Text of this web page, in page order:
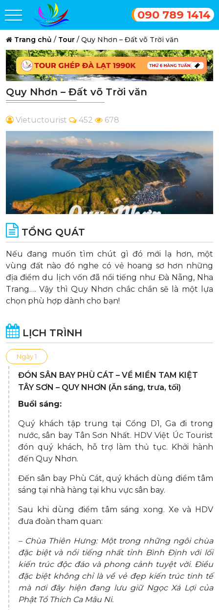
090 789 1414
Trang chủ / Tour / Quy Nhơn – Đất võ Trời văn
Quy Nhơn – Đất võ Trời văn
Vietuctourist 452 678
TỔNG QUÁT
Nếu đang muốn tìm chút gì đó mới lạ hơn, một
vùng đất nào đó nghe có vẻ hoang sơ hơn những
địa điểm du lịch vốn đã nổi tiếng như Đà Nẵng, Nha
Trang…. Vậy thì Quy Nhơn chắc chắn sẽ là một lựa
chọn phù hợp dành cho bạn!
LỊCH TRÌNH
Ngày 1
ĐÓN SÂN BAY PHÙ CÁT – VỀ MIỀN TAM KIỆT
TÂY SƠN – QUY NHƠN (Ăn sáng, trưa, tối)
Buổi sáng:
Quý khách tập trung tại Cổng D1, Ga đi trong
nước, sân bay Tân Sơn Nhất. HDV Việt Úc Tourist
đón quý khách, hỗ trợ làm thủ tục. Khởi hành
đến Quy Nhơn.
Đến sân bay Phù Cát, quý khách dùng điểm tâm
sáng tại nhà hàng tại khu vực sân bay.
Sau khi dùng điểm tâm sáng xong. Xe và HDV
đưa đoàn tham quan:
– Chùa Thiên Hưng: Một trong những ngôi chùa
đặc biệt và nổi tiếng nhất tỉnh Bình Định với lối
kiến trúc độc đáo và phong cảnh tuyệt vời. Điều
đặc biệt không chỉ là về vẻ đẹp kiến trúc tinh tế
mà nơi đây hiện đang lưu giữ Ngọc Xá Lợi của
Phật Tổ Thích Ca Mâu Ni.